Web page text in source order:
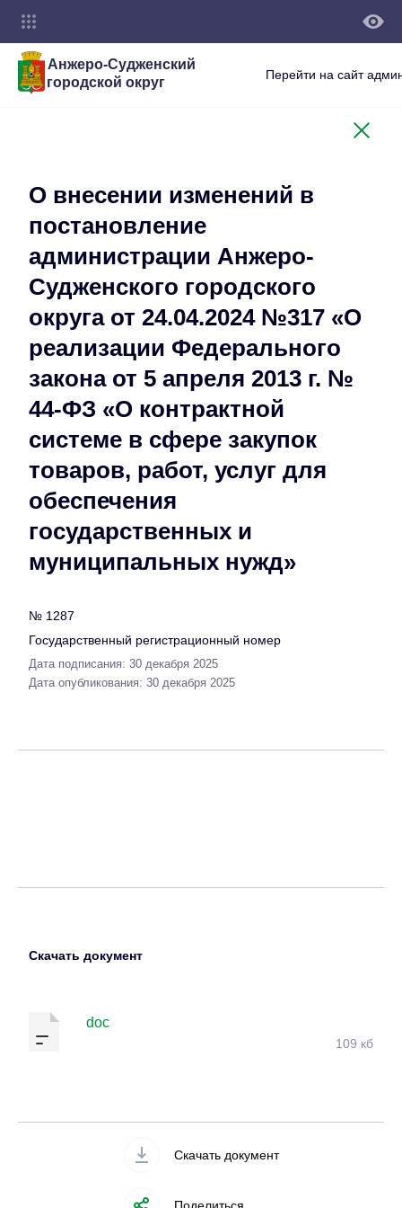
Анжеро-Судженский
городской округ
Перейти на сайт
О внесении изменений в
постановление
администрации Анжеро-
Судженского городского
округа от 24.04.2024 №317 «О
реализации Федерального
закона от 5 апреля 2013 г. №
44-ФЗ «О контрактной
системе в сфере закупок
товаров, работ, услуг для
обеспечения
государственных и
муниципальных нужд»
№ 1287
Государственный регистрационный номер
Дата подписания: 30 декабря 2025
Дата опубликования: 30 декабря 2025
Скачать документ
doc
109 кб
Скачать документ